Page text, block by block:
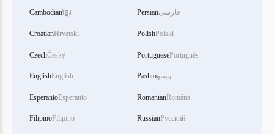
Cambodianខ្មែរ
CroatianHrvatski
CzechČeský
EnglishEnglish
EsperantoEsperanto
FilipinoFilipino
Persianفارسی
PolishPolski
PortuguesePortuguês
Pashtoپښتو
RomanianRomână
RussianРусский